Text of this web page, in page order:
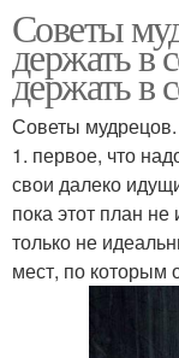
Советы
держать в
держать в
Советы мудрецов.
1. первое, что
свои далеко
пока этот план
только не
мест, по которым